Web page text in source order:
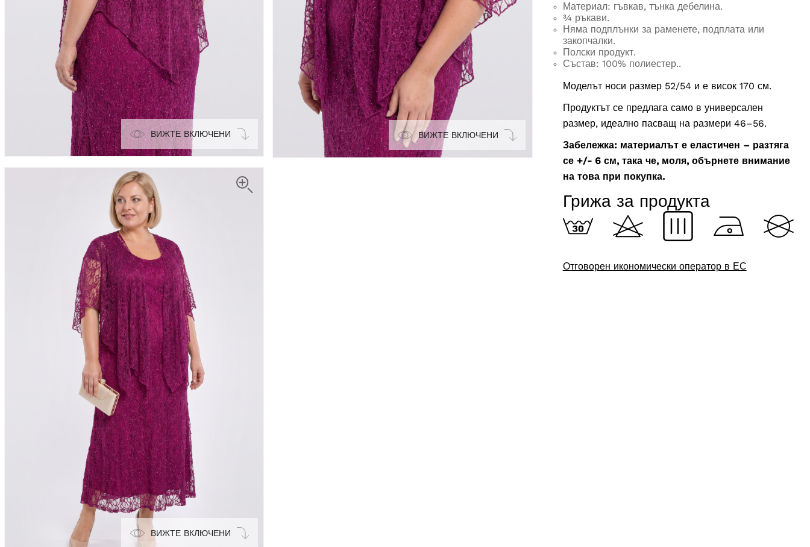
ВИЖТЕ ВКЛЮЧЕНИ ВИЖТЕ ВКЛЮЧЕНИ
ВИЖТЕ ВКЛЮЧЕНИ
Материал: гъвкав, тънка дебелина.
¾ ръкави.
Няма подплънки за раменете, подплата или
закопчалки.
Полски продукт.
Състав: 100% полиестер..
Моделът носи размер 52/54 и е висок 170 см.
Продуктът се предлага само в универсален
размер, идеално пасващ на размери 46–56.
Забележка: материалът е еластичен – разтяга
се +/- 6 см, така че, моля, обърнете внимание
на това при покупка.
Грижа за продукта
Отговорен икономически оператор в ЕС